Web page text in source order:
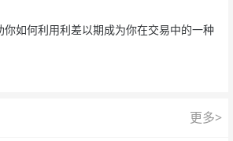
如何利用利差以期成为你在交易中的一种
更多>